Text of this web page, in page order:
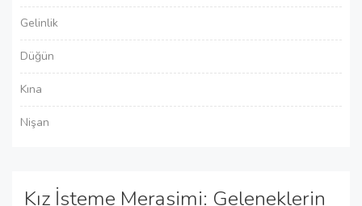
Gelinlik
Düğün
Kına
Nişan
Kız İsteme Merasimi: Geleneklerin